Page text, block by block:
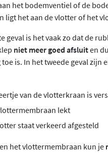
het bodemventiel of de
ligt het aan de vlotter of het
geval is het vaak zo dat de
niet meer goed afsluiten
is. In het tweede geval zijn
van de vlotterkraan is
lekt
staat verkeerd afgesteld
het vlottermembraan kun je